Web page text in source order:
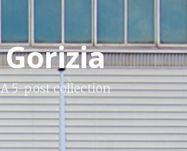
Gorizia
A 5-post collection